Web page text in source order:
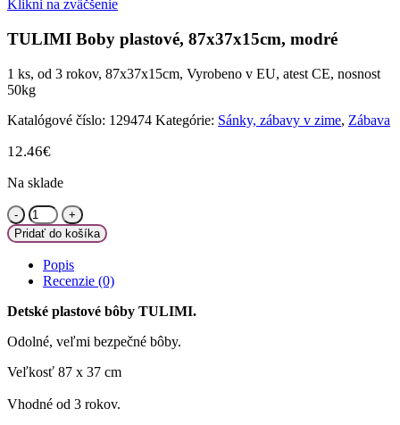
Klikni na zväčšenie
TULIMI Boby plastové, 87x37x15cm, modré
1 ks, od 3 rokov, 87x37x15cm, Vyrobeno v EU, atest CE, nosnost
50kg
Katalógové číslo: 129474 Kategórie: Sánky, zábavy v zime, Zábava
12.46€
Na sklade
množstvo
TULIMI
Boby
plastové,
87x37x15cm,
modré
Pridať do košíka
Popis
Recenzie (0)
Detské plastové bôby TULIMI.
Odolné, veľmi bezpečné bôby.
Veľkosť 87 x 37 cm
Vhodné od 3 rokov.